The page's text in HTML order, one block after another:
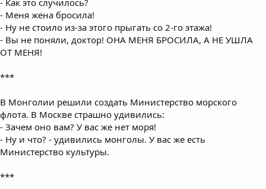
- Меня жена бросила!
- Ну не стоило из-за этого прыгать со 2-го этажа!
- Вы не поняли, доктор! ОНА МЕНЯ БРОСИЛА, А НЕ УШЛА
ОТ МЕНЯ!
***
В Монголии решили создать Министерство морского
флота. В Москве страшно удивились:
- Зачем оно вам? У вас же нет моря!
- Ну и что? - удивились монголы. У вас же есть
Министерство культуры.
***